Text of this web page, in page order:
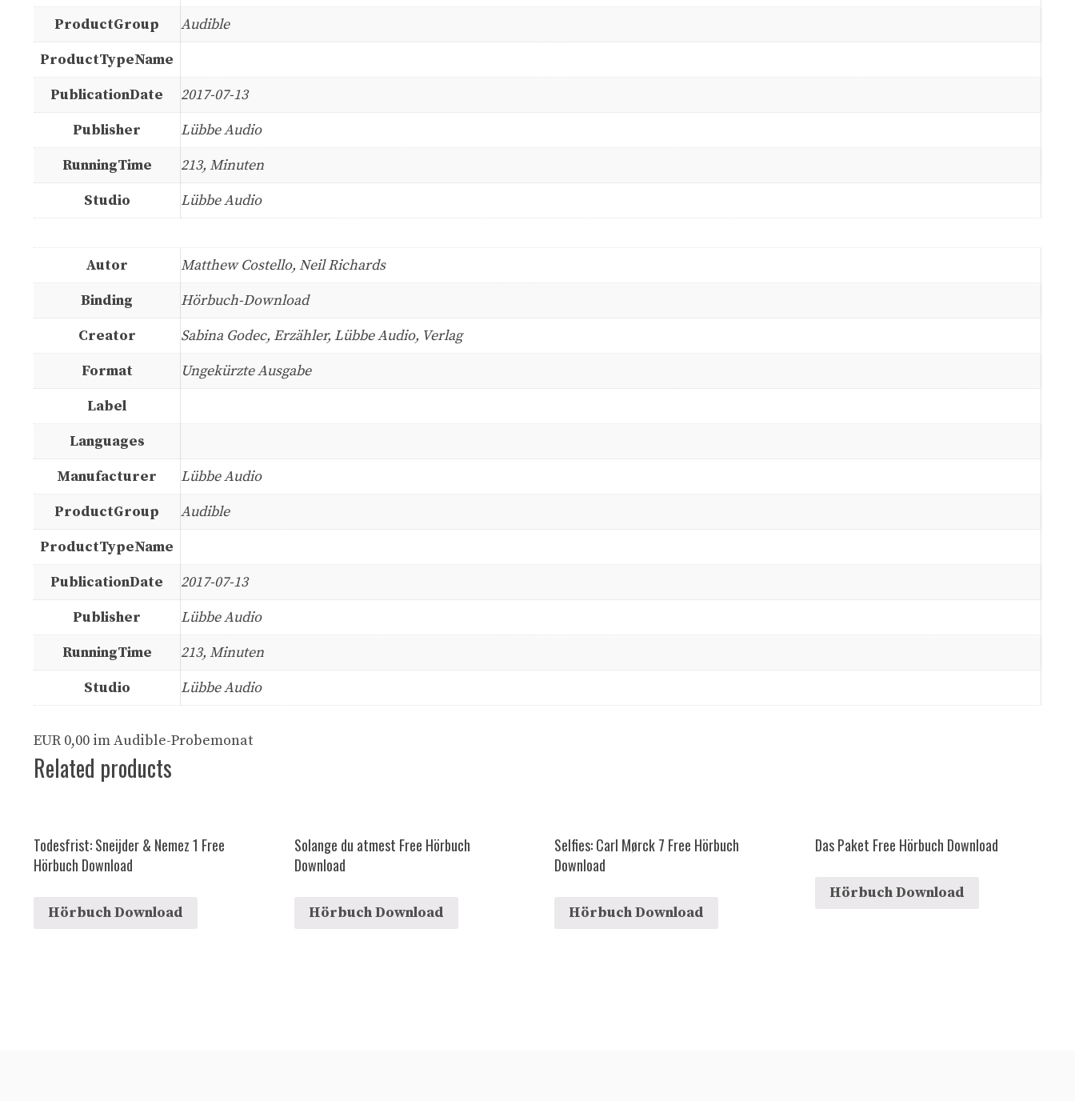
ProductGroup
Audible
ProductTypeName
PublicationDate
2017-07-13
Publisher
Lübbe Audio
RunningTime
213, Minuten
Studio
Lübbe Audio
Autor
Matthew Costello, Neil Richards
Binding
Hörbuch-Download
Creator
Sabina Godec, Erzähler, Lübbe Audio, Verlag
Format
Ungekürzte Ausgabe
Label
Languages
Manufacturer
Lübbe Audio
ProductGroup
Audible
ProductTypeName
PublicationDate
2017-07-13
Publisher
Lübbe Audio
RunningTime
213, Minuten
Studio
Lübbe Audio
EUR 0,00 im Audible-Probemonat
Related products
Todesfrist: Sneijder & Nemez 1 Free
Hörbuch Download
Hörbuch Download
Solange du atmest Free Hörbuch
Download
Hörbuch Download
Selfies: Carl Mørck 7 Free Hörbuch
Download
Hörbuch Download
Das Paket Free Hörbuch Download
Hörbuch Download